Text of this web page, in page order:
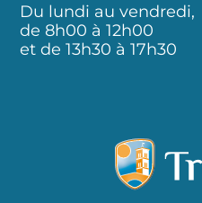
Du lundi au vendredi,
de 8h00 à 12h00
et de 13h30 à 17h30